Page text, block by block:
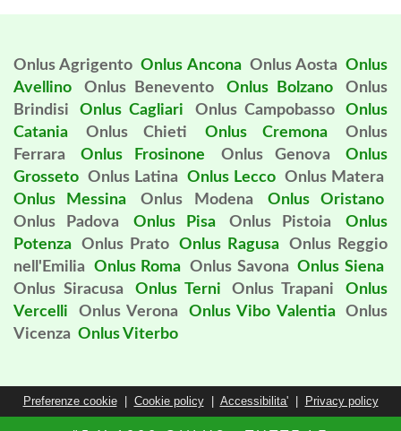
Onlus Agrigento Onlus Ancona Onlus Aosta Onlus
Avellino
Onlus Benevento Onlus Bolzano
Onlus
Brindisi
Onlus Cagliari Onlus Campobasso
Onlus
Catania
Onlus Chieti Onlus Cremona
Onlus
Ferrara
Onlus Frosinone Onlus Genova
Onlus
Grosseto Onlus Latina Onlus Lecco Onlus Matera
Onlus Messina
Onlus Modena
Onlus Oristano
Onlus Padova
Onlus Pisa Onlus Pistoia
Onlus
Potenza
Onlus Prato Onlus Ragusa
Onlus Reggio
nell'Emilia
Onlus Roma Onlus Savona Onlus Siena
Onlus Siracusa
Onlus Terni Onlus Trapani
Onlus
Vercelli
Onlus Verona Onlus Vibo Valentia
Onlus
Vicenza Onlus Viterbo
Preferenze cookie| Cookie policy| Accessibilita'| Privacy policy